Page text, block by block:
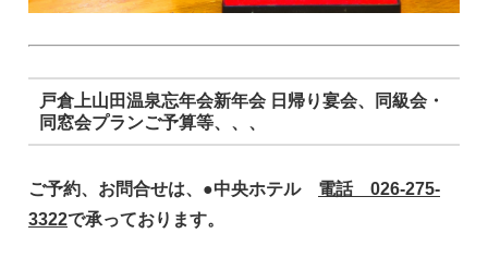
戸倉上山田温泉忘年会新年会 日帰り宴会、同級会・
同窓会プランご予算等、、、
ご予約、お問合せは、●中央ホテル 電話 026-275-
3322で承っております。